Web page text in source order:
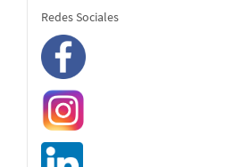
redes
Redes Sociales